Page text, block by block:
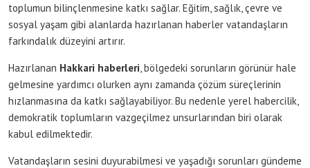
toplumun bilinçlenmesine katkı sağlar. Eğitim, sağlık, çevre ve
sosyal yaşam gibi alanlarda hazırlanan haberler vatandaşların
farkındalık düzeyini artırır.
Hazırlanan Hakkari haberleri , bölgedeki sorunların görünür hale
gelmesine yardımcı olurken aynı zamanda çözüm süreçlerinin
hızlanmasına da katkı sağlayabiliyor. Bu nedenle yerel habercilik,
demokratik toplumların vazgeçilmez unsurlarından biri olarak
kabul edilmektedir.
Vatandaşların sesini duyurabilmesi ve yaşadığı sorunları gündeme